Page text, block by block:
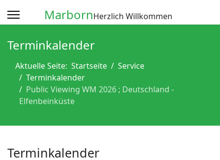
MarbornHerzlich Willkommen
Terminkalender
Aktuelle Seite: Startseite
Service
Terminkalender
Public Viewing WM 2026 ; Deutschland -
Elfenbeinküste
Terminkalender